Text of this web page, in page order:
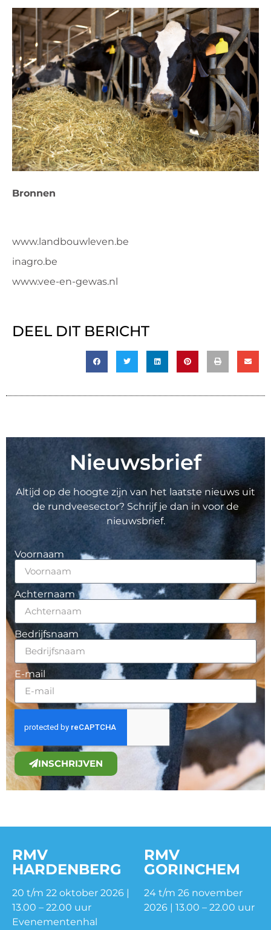
Bronnen
www.landbouwleven.be
inagro.be
www.vee-en-gewas.nl
DEEL DIT BERICHT
Nieuwsbrief
Altijd op de hoogte zijn van het laatste nieuws uit
de rundveesector? Schrijf je dan in voor de
nieuwsbrief.
Voornaam
Achternaam
Bedrijfsnaam
E-mail
INSCHRIJVEN
RMV
HARDENBERG
20 t/m 22 oktober 2026 |
13.00 – 22.00 uur
Evenementenhal
RMV
GORINCHEM
24 t/m 26 november
2026 | 13.00 – 22.00 uur